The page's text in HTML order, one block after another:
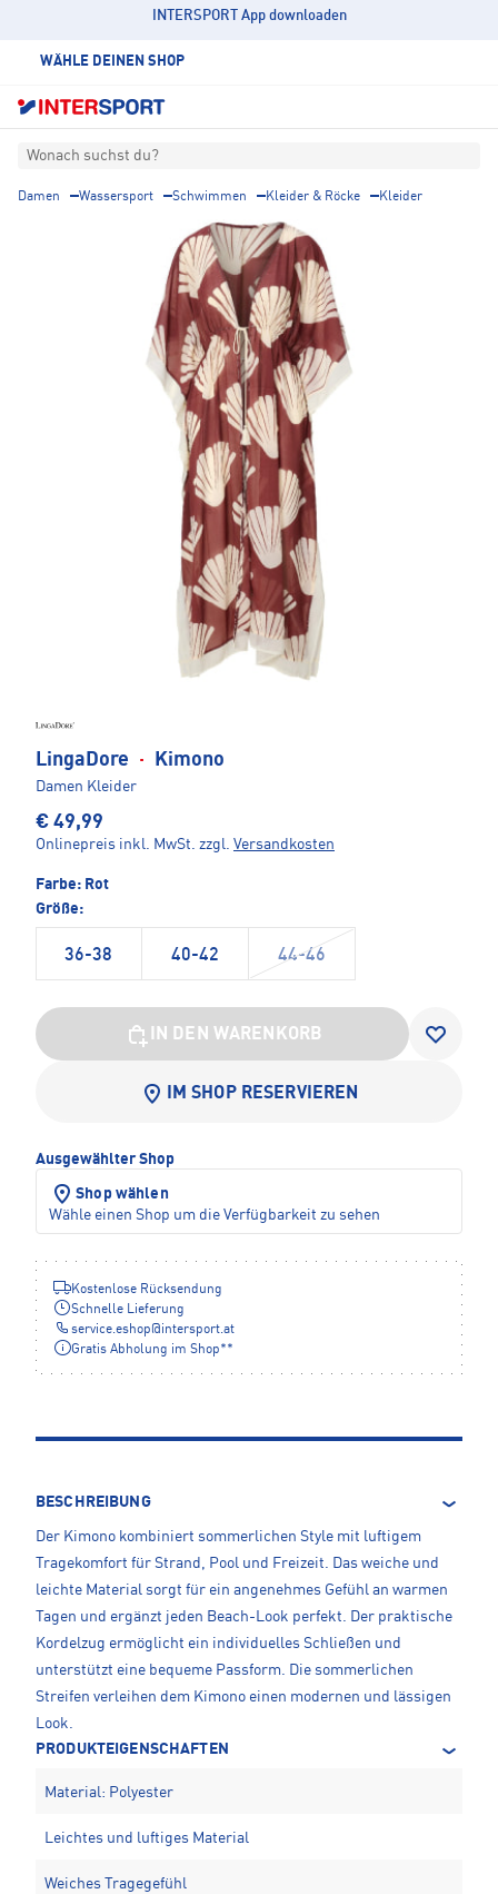
INTERSPORT App downloaden
WÄHLE DEINEN SHOP
Wonach suchst du?
Damen Wassersport Schwimmen Kleider & Röcke Kleider
LingaDore · Kimono
Damen Kleider
€ 49,99
Onlinepreis inkl. MwSt. zzgl. Versandkosten
Farbe: Rot
Größe:
36-38 40-42 44-46
IN DEN WARENKORB
IM SHOP RESERVIEREN
Ausgewählter Shop
Shop wählen
Wähle einen Shop um die Verfügbarkeit zu sehen
Kostenlose Rücksendung
Schnelle Lieferung
service.eshop@intersport.at
Gratis Abholung im Shop**
BESCHREIBUNG
Der Kimono kombiniert sommerlichen Style mit luftigem
Tragekomfort für Strand, Pool und Freizeit. Das weiche und
leichte Material sorgt für ein angenehmes Gefühl an warmen
Tagen und ergänzt jeden Beach-Look perfekt. Der praktische
Kordelzug ermöglicht ein individuelles Schließen und
unterstützt eine bequeme Passform. Die sommerlichen
Streifen verleihen dem Kimono einen modernen und lässigen
Look.
PRODUKTEIGENSCHAFTEN
Material: Polyester
Leichtes und luftiges Material
Weiches Tragegefühl